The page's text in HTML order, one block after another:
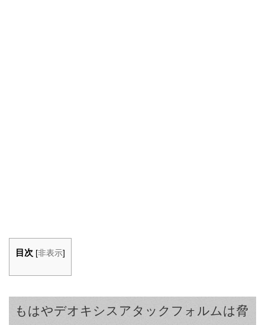
目次 [非表示]
もはやデオキシスアタックフォルムは脅